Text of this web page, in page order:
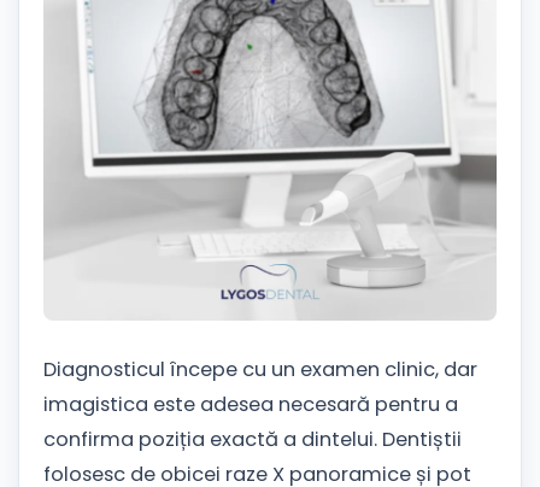
Diagnosticul începe cu un examen clinic, dar
imagistica este adesea necesară pentru a
confirma poziția exactă a dintelui. Dentiștii
folosesc de obicei raze X panoramice și pot